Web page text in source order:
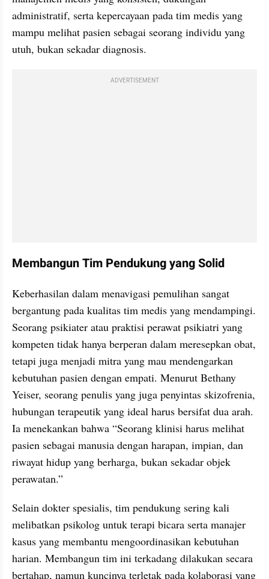
administratif, serta kepercayaan pada tim medis yang
mampu melihat pasien sebagai seorang individu yang
utuh, bukan sekadar diagnosis.
ADVERTISEMENT
Membangun Tim Pendukung yang Solid
Keberhasilan dalam menavigasi pemulihan sangat
bergantung pada kualitas tim medis yang mendampingi.
Seorang psikiater atau praktisi perawat psikiatri yang
kompeten tidak hanya berperan dalam meresepkan obat,
tetapi juga menjadi mitra yang mau mendengarkan
kebutuhan pasien dengan empati. Menurut Bethany
Yeiser, seorang penulis yang juga penyintas skizofrenia,
hubungan terapeutik yang ideal harus bersifat dua arah.
Ia menekankan bahwa “Seorang klinisi harus melihat
pasien sebagai manusia dengan harapan, impian, dan
riwayat hidup yang berharga, bukan sekadar objek
perawatan.”
Selain dokter spesialis, tim pendukung sering kali
melibatkan psikolog untuk terapi bicara serta manajer
kasus yang membantu mengoordinasikan kebutuhan
harian. Membangun tim ini terkadang dilakukan secara
bertahap, namun kuncinya terletak pada kolaborasi yang